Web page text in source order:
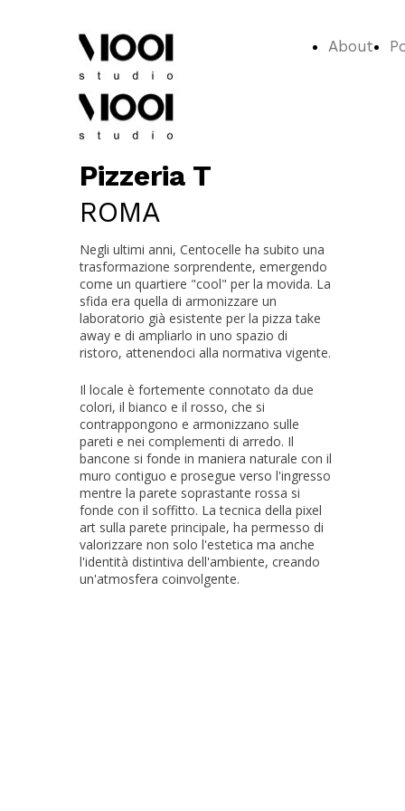
About
Pizzeria T
ROMA
Negli ultimi anni, Centocelle ha subito una
trasformazione sorprendente, emergendo
come un quartiere "cool" per la movida. La
sfida era quella di armonizzare un
laboratorio già esistente per la pizza take
away e di ampliarlo in uno spazio di
ristoro, attenendoci alla normativa vigente.
Il locale è fortemente connotato da due
colori, il bianco e il rosso, che si
contrappongono e armonizzano sulle
pareti e nei complementi di arredo. Il
bancone si fonde in maniera naturale con il
muro contiguo e prosegue verso l'ingresso
mentre la parete soprastante rossa si
fonde con il soffitto. La tecnica della pixel
art sulla parete principale, ha permesso di
valorizzare non solo l'estetica ma anche
l'identità distintiva dell'ambiente, creando
un'atmosfera coinvolgente.